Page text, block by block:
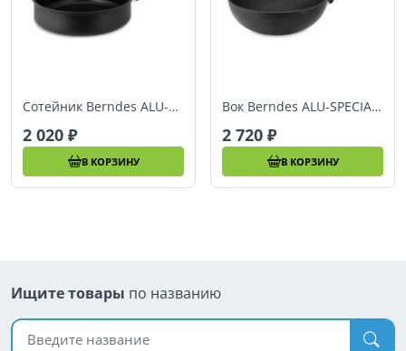
Сотейник Berndes ALU-SPECIALS (Ø 28 см) (011227)
2 020
В КОРЗИНУ
Вок Berndes ALU-SPECIALS (Ø 28 см) (011237)
2 720
В КОРЗИНУ
Ищите товары по названию
Поиск по названию